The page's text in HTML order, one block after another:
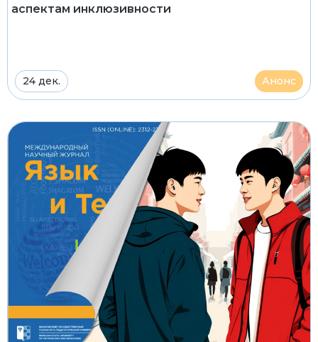
аспектам инклюзивности
24 дек. Анонс